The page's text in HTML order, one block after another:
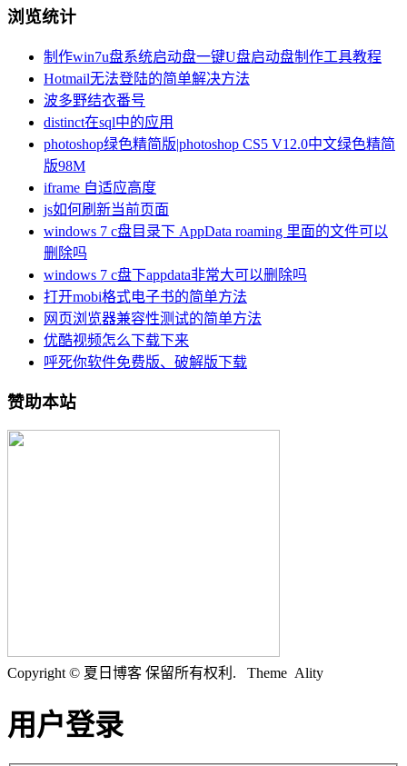
浏览统计
制作win7u盘系统启动盘一键U盘启动盘制作工具教程
Hotmail无法登陆的简单解决方法
波多野结衣番号
distinct在sql中的应用
photoshop绿色精简版|photoshop CS5 V12.0中文绿色精简
版98M
iframe 自适应高度
js如何刷新当前页面
windows 7 c盘目录下 AppData roaming 里面的文件可以
删除吗
windows 7 c盘下appdata非常大可以删除吗
打开mobi格式电子书的简单方法
网页浏览器兼容性测试的简单方法
优酷视频怎么下载下来
呼死你软件免费版、破解版下载
赞助本站
Copyright © 夏日博客 保留所有权利. Theme Ality
用户登录